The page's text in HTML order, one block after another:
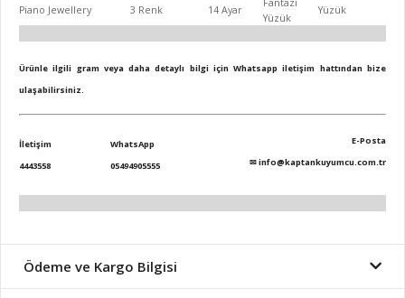
Piano Jewellery 3 Renk 14 Ayar
Fantazi
Yüzük
Yüzük
Ürünle ilgili gram veya daha detaylı bilgi için Whatsapp iletişim hattından bize
ulaşabilirsiniz.
İletişim
4443558
WhatsApp
05494905555
E-Posta
✉info@kaptankuyumcu.com.tr
Ödeme ve Kargo Bilgisi